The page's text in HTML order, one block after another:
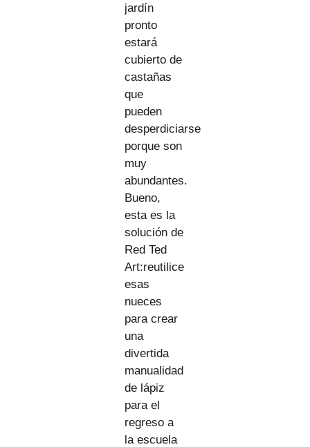
jardín
pronto
estará
cubierto de
castañas
que
pueden
desperdiciarse
porque son
muy
abundantes.
Bueno,
esta es la
solución de
Red Ted
Art:reutilice
esas
nueces
para crear
una
divertida
manualidad
de lápiz
para el
regreso a
la escuela